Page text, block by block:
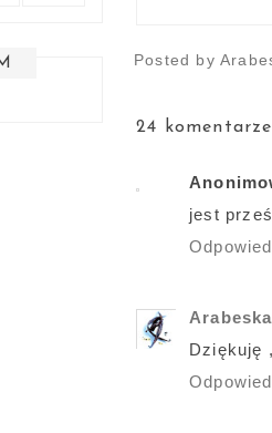
Posted by
24
jest
Dziękuję